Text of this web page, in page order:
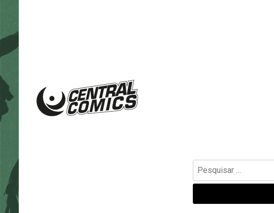
Pesquisar
por: